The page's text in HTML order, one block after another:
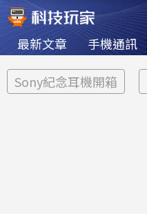
最新文章 手機通訊
Sony紀念耳機開箱